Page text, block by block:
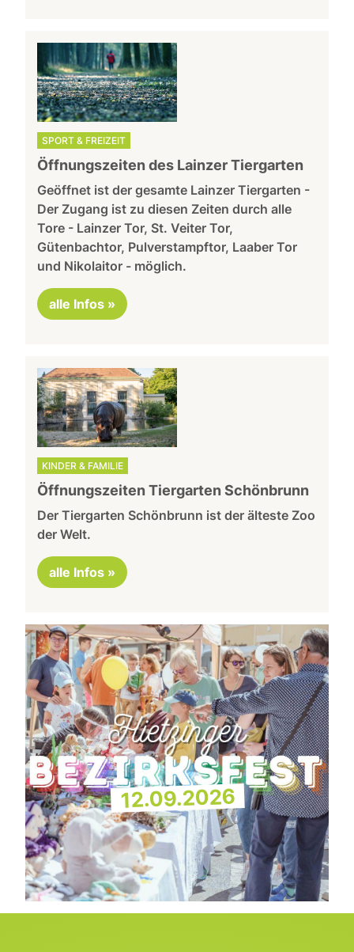
SPORT & FREIZEIT
Öffnungszeiten des Lainzer Tiergarten
Geöffnet ist der gesamte Lainzer Tiergarten -
Der Zugang ist zu diesen Zeiten durch alle
Tore - Lainzer Tor, St. Veiter Tor,
Gütenbachtor, Pulverstampftor, Laaber Tor
und Nikolaitor - möglich.
alle Infos »
KINDER & FAMILIE
Öffnungszeiten Tiergarten Schönbrunn
Der Tiergarten Schönbrunn ist der älteste Zoo
der Welt.
alle Infos »
12.09.2026